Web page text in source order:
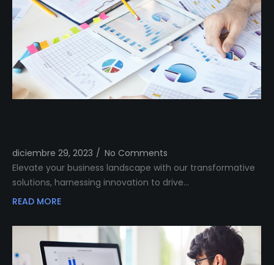
diciembre 29, 2023 / No Comments
Elevate your business landscape with our transformative
solutions, harnessing innovation to drive…
READ MORE